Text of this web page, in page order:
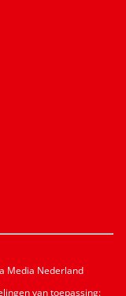
Media Nederland
van toepassing: